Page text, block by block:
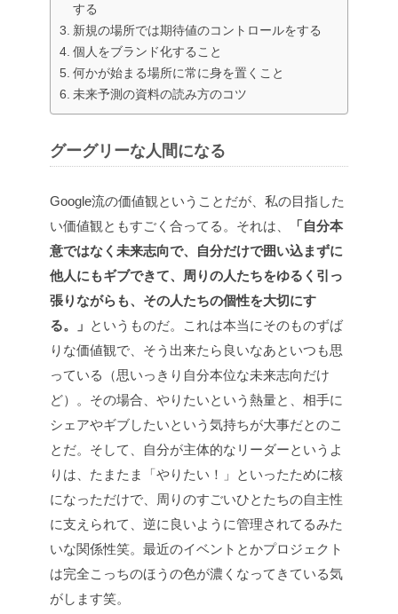
する
新規の場所では期待値のコントロールをする
個人をブランド化すること
何かが始まる場所に常に身を置くこと
未来予測の資料の読み方のコツ
グーグリーな人間になる
Google流の価値観ということだが、私の目指した
い価値観ともすごく合ってる。それは、
「自分本
意ではなく未来志向で、自分だけで囲い込まずに
他人にもギブできて、周りの人たちをゆるく引っ
張りながらも、その人たちの個性を大切にす
る。」 というものだ。これは本当にそのものずば
りな価値観で、そう出来たら良いなあといつも思
っている（思いっきり自分本位な未来志向だけ
ど）。その場合、やりたいという熱量と、相手に
シェアやギブしたいという気持ちが大事だとのこ
とだ。そして、自分が主体的なリーダーというよ
りは、たまたま「やりたい！」といったために核
になっただけで、周りのすごいひとたちの自主性
に支えられて、逆に良いように管理されてるみた
いな関係性笑。最近のイベントとかプロジェクト
は完全こっちのほうの色が濃くなってきている気
がします笑。